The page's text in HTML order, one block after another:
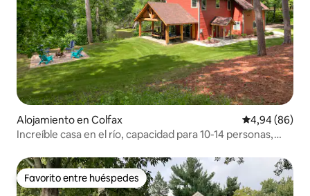
Alojamiento en Colfax Calificación
4,94 (86)
Increíble casa en el río, capacidad para 10-14 personas,
Favorito entre huéspedes
Favorito entre huéspedes